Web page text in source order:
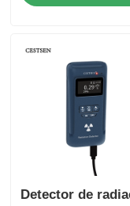
radiación
Detector de